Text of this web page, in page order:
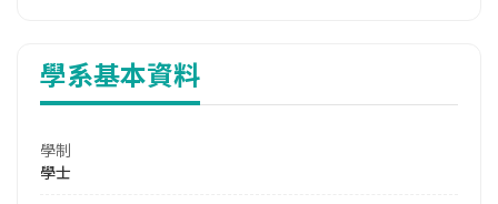
學系基本資料
學制
學士